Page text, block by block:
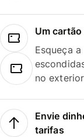
Um
Esqueça
no
Envie
tarifas